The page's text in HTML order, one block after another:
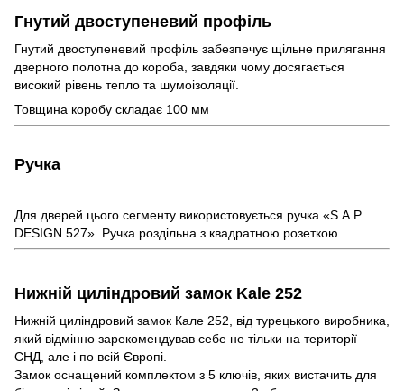
Гнутий двоступеневий профіль
Гнутий двоступеневий профіль забезпечує щільне прилягання
дверного полотна до короба, завдяки чому досягається
високий рівень тепло та шумоізоляції.
Товщина коробу складає 100 мм
Ручка
Для дверей цього сегменту використовується ручка «S.A.P.
DESIGN 527». Ручка роздільна з квадратною розеткою.
Нижній циліндровий замок Kale 252
Нижній циліндровий замок Кале 252, від турецького виробника,
який відмінно зарекомендував себе не тільки на території
СНД, але і по всій Європі.
Замок оснащений комплектом з 5 ключів, яких вистачить для